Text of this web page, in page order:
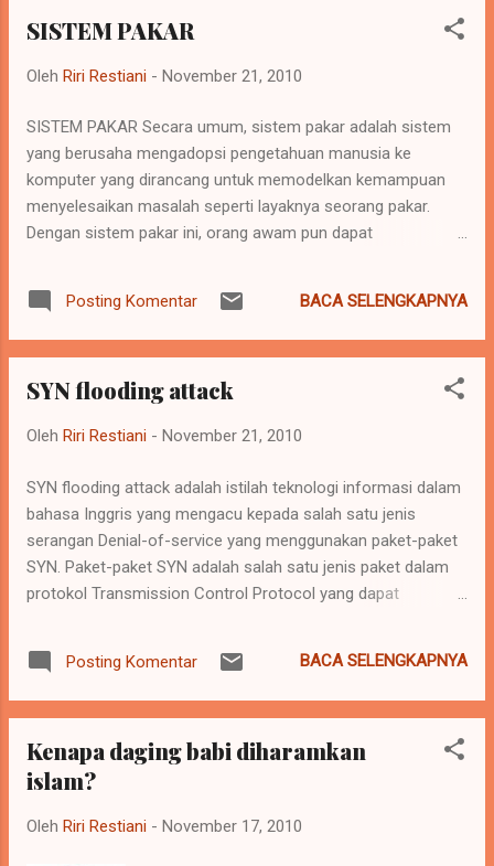
(dimana Bandwidth akan kembali 0/reset) atau kita segera
menerima/mengirim email, asumsikan besarnya email yang
bandwidth 1.000 MB (1.000.000 KB) anda bisa *kirim* 250.000
email atau berbagai variasi antara kirim/terima, misalnya
100.000 kirim, 150.000 terima. Ini hanya contoh untuk
penjelasan b...
SISTEM PAKAR
Oleh Riri Restiani - November 21, 2010
SISTEM PAKAR Secara umum, sistem pakar adalah sistem
yang berusaha mengadopsi pengetahuan manusia ke
komputer yang dirancang untuk memodelkan kemampuan
menyelesaikan masalah seperti layaknya seorang pakar.
Dengan sistem pakar ini, orang awam pun dapat
suatu informasi berkualitas yang sebenarnya hanya dapat
diperoleh dengan bantuan para ahli di bidangnya. Sistem
pakar ini juga akan dapat membantu aktivitas para pakar
asisten yang berpengalaman dan mempunyai pengetahuan
mengkombinasikan kaidah-kaidah penarikan kesimpulan
diberikan oleh satu atau lebih pakar dalam bidang tertentu.
Kombinasi dari kedua hal tersebut disimpan dalam komputer,
yang selanjutnya digunakan dalam proses pengambilan
keputusan untuk penyelesaian masalah tertentu. Ciri-Ciri
Sistem Pakar Sistem pakar yang b...
Posting Komentar BACA SELENGKAPNYA
SYN flooding attack
Oleh Riri Restiani - November 21, 2010
SYN flooding attack adalah istilah teknologi informasi dalam
bahasa Inggris yang mengacu kepada salah satu jenis
serangan Denial-of-service yang menggunakan paket-paket
SYN. Paket-paket SYN adalah salah satu jenis paket dalam
protokol Transmission Control Protocol yang dapat
langkah pertama pembuatan koneksi dalam proses "TCP
Three-way Handshake". Dalam sebuah serangan SYN
ke dalam port-port yang sedang berada dalam keadaan
"Listening" yang berada dalam host target. Normalnya,
menunjukkan sistem aktual, tetapi paket-paket SYN dalam
Posting Komentar BACA SELENGKAPNYA
Kenapa daging babi diharamkan
islam?
Oleh Riri Restiani - November 17, 2010